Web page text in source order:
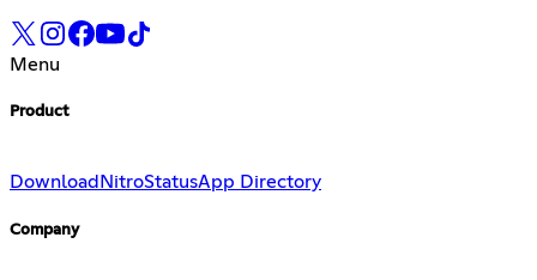
Menu
Product
Download NitroStatusApp Directory
Company